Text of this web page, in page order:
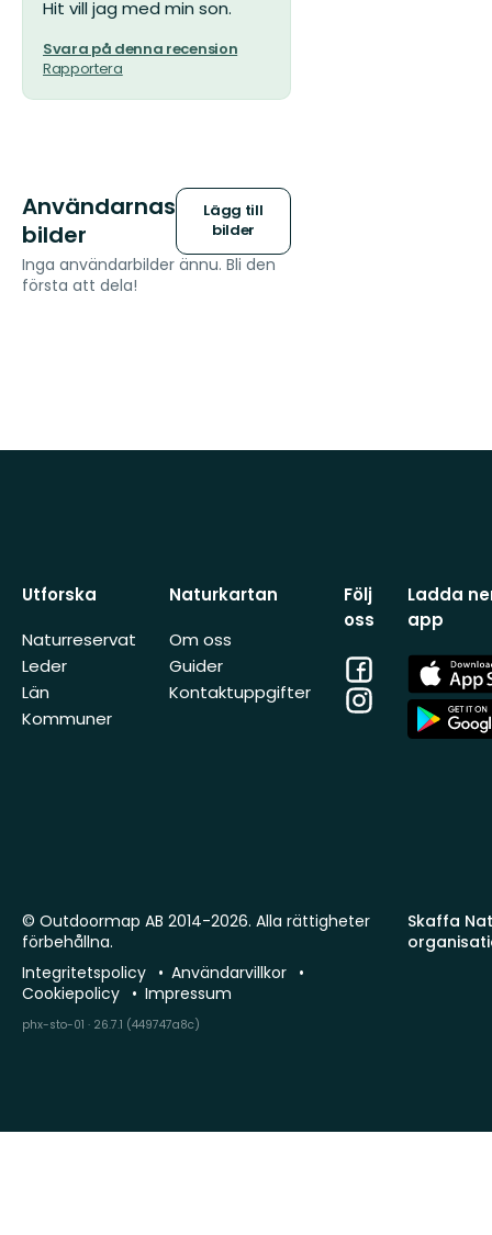
Hit vill jag med min son.
Svara på denna recension
Rapportera
Användarnas
bilder
Lägg till
bilder
Inga användarbilder ännu. Bli den
första att dela!
Utforska
Naturreservat
Leder
Län
Kommuner
Naturkartan
Om oss
Guider
Kontaktuppgifter
Följ
oss
Facebook
Instagram
Ladda
app
App
Store
App
Store
Skaffa
© Outdoormap AB 2014-2026. Alla rättigheter
förbehållna.
Integritetspolicy
Användarvillkor
Cookiepolicy
Impressum
phx-sto-01 · 26.7.1 (449747a8c)